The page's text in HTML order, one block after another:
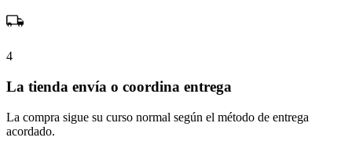
4
La tienda envía o coordina entrega
La compra sigue su curso normal según el método de entrega
acordado.